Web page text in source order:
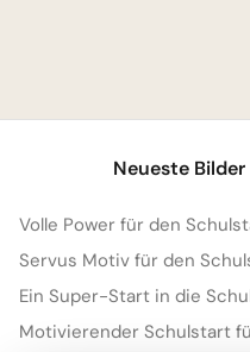
Neueste Bilder